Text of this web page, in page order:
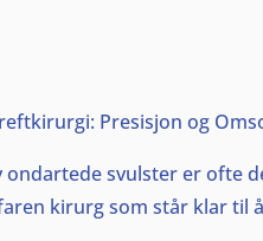
Presisjon og
svulster er ofte
kirurg som står klar til